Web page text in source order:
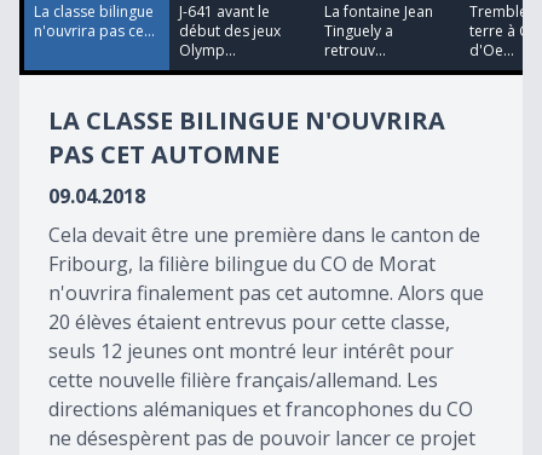
31
seconds
La classe bilingue
n'ouvrira pas ce...
J-641 avant le
début des jeux
Olymp...
La fontaine Jean
Tinguely a
retrouv...
terre à
d'Oe...
LA CLASSE BILINGUE N'OUVRIRA
PAS CET AUTOMNE
09.04.2018
Cela devait être une première dans le canton de
Fribourg, la filière bilingue du CO de Morat
n'ouvrira finalement pas cet automne. Alors que
20 élèves étaient entrevus pour cette classe,
seuls 12 jeunes ont montré leur intérêt pour
cette nouvelle filière français/allemand. Les
directions alémaniques et francophones du CO
ne désespèrent pas de pouvoir lancer ce projet